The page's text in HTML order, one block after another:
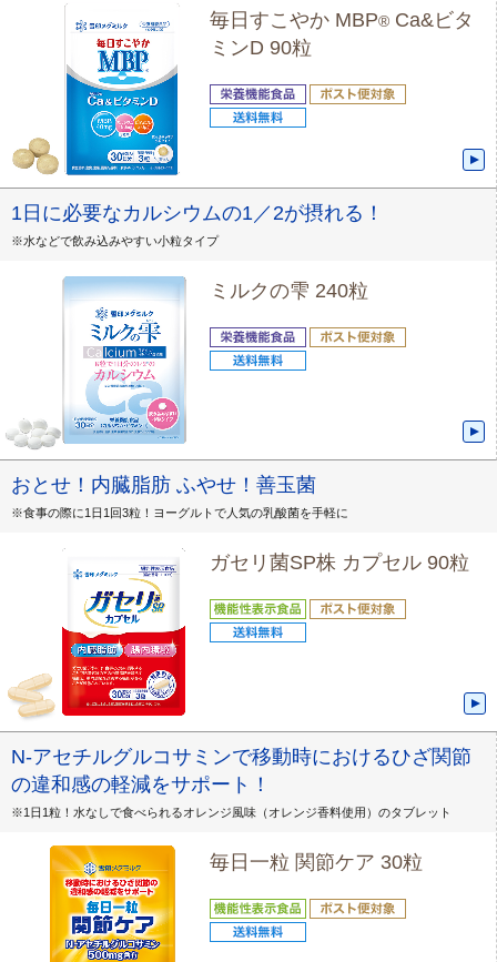
毎日すこやか MBP®Ca&ビタ
ミンD 90粒
1日に必要なカルシウムの1／2が摂れる！
※水などで飲み込みやすい小粒タイプ
ミルクの雫 240粒
おとせ！内臓脂肪 ふやせ！善玉菌
※食事の際に1日1回3粒！ヨーグルトで人気の乳酸菌を手軽に
ガセリ菌SP株 カプセル 90粒
N-アセチルグルコサミンで移動時におけるひざ関節
の違和感の軽減をサポート！
※1日1粒！水なしで食べられるオレンジ風味（オレンジ香料使用）のタブレット
毎日一粒 関節ケア 30粒